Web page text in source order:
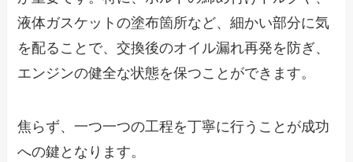
液体ガスケットの塗布箇所など、細かい部分に気
を配ることで、交換後のオイル漏れ再発を防ぎ、
エンジンの健全な状態を保つことができます。
焦らず、一つ一つの工程を丁寧に行うことが成功
への鍵となります。